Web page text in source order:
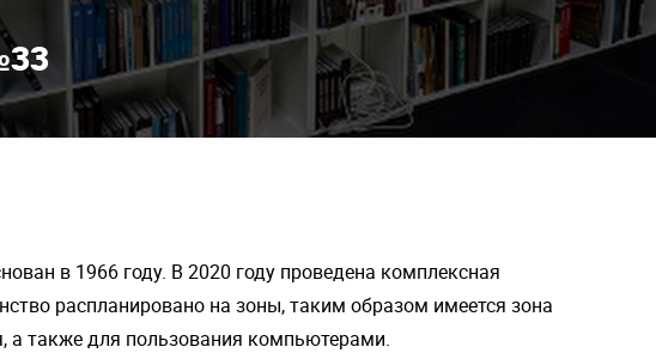
в 1966 году. В 2020 году проведена комплексная
распланировано на зоны, таким образом имеется зона
а также для пользования компьютерами.